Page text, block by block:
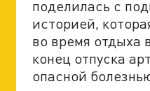
поделилась с
историей,
во время отдыха
конец отпуска
опасной